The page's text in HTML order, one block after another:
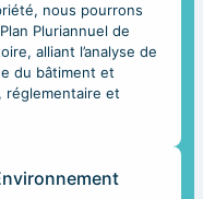
nous pourrons
Pluriannuel de
alliant l’analyse de
du bâtiment et
réglementaire et